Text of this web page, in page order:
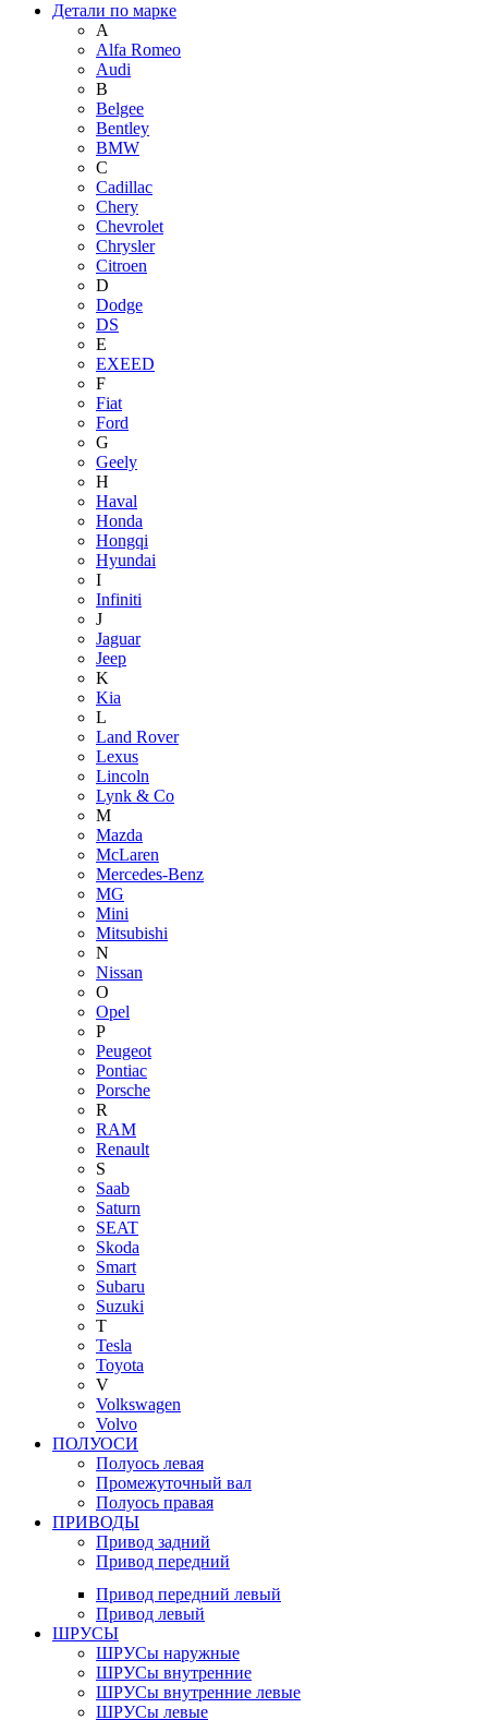
Детали по марке
A
Alfa Romeo
Audi
B
Belgee
Bentley
BMW
C
Cadillac
Chery
Chevrolet
Chrysler
Citroen
D
Dodge
DS
E
EXEED
F
Fiat
Ford
G
Geely
H
Haval
Honda
Hongqi
Hyundai
I
Infiniti
J
Jaguar
Jeep
K
Kia
L
Land Rover
Lexus
Lincoln
Lynk & Co
M
Mazda
McLaren
Mercedes-Benz
MG
Mini
Mitsubishi
N
Nissan
O
Opel
P
Peugeot
Pontiac
Porsche
R
RAM
Renault
S
Saab
Saturn
SEAT
Skoda
Smart
Subaru
Suzuki
T
Tesla
Toyota
V
Volkswagen
Volvo
ПОЛУОСИ
Полуось левая
Промежуточный вал
Полуось правая
ПРИВОДЫ
Привод задний
Привод передний
Привод передний левый
Привод левый
ШРУСЫ
ШРУСы наружные
ШРУСы внутренние
ШРУСы внутренние левые
ШРУСы левые